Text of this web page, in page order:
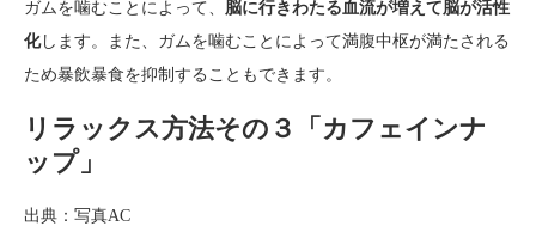
ガムを噛むことによって、 脳に行きわたる血流が増えて脳が活性
化します。また、ガムを噛むことによって満腹中枢が満たされる
ため暴飲暴食を抑制することもできます。
リラックス方法その３「カフェインナ
ップ」
出典：写真AC